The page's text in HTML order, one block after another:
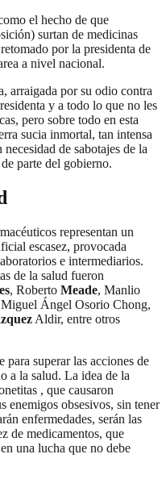
el hecho de que
surtan de medicinas
por la presidenta de
a nivel nacional.
arraigada por su odio contra
y a todo lo que no les
pero sobre todo en esta
sucia inmortal, tan intensa
de sabotajes de la
parte del gobierno.
representan un
escasez, provocada
e intermediarios.
de la salud fueron
, Roberto Meade, Manlio
Ángel Osorio Chong,
Aldir, entre otros
para superar las acciones de
a la salud. La idea de la
, que causaron
enemigos obsesivos, sin tener
enfermedades, serán las
de medicamentos, que
una lucha que no debe